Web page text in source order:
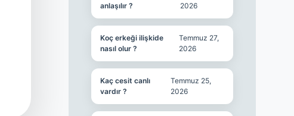
anlaşılır ?
2026
Koç erkeği ilişkide
nasıl olur ?
Temmuz 27,
2026
Kaç cesit canlı
vardır ?
Temmuz 25,
2026